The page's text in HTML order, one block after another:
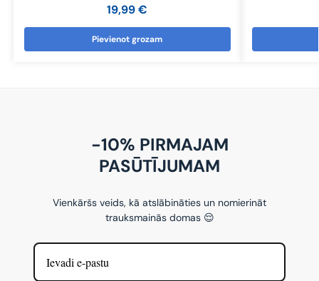
19,99€
Pievienot grozam
-10% PIRMAJAM
PASŪTĪJUMAM
Vienkāršs veids, kā atslābināties un nomierināt
trauksmainās domas 😌